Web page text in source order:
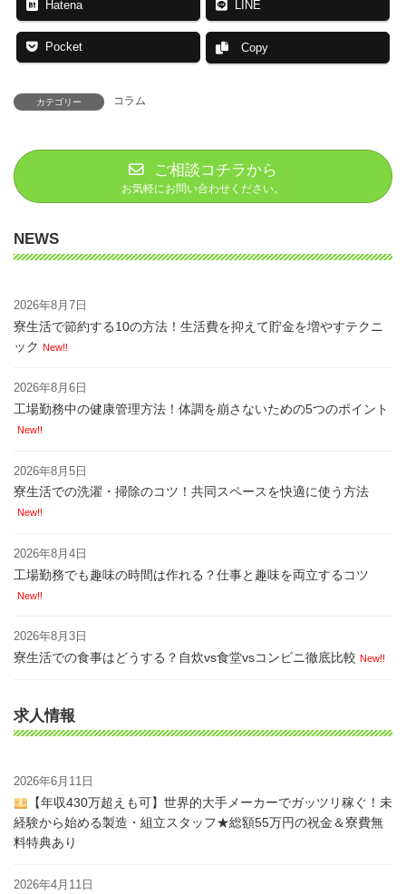
Hatena LINE
Pocket Copy
カテゴリー コラム
ご相談コチラから
お気軽にお問い合わせください。
NEWS
2026年8月7日
寮生活で節約する10の方法！生活費を抑えて貯金を増やすテクニ
ック New!!
2026年8月6日
工場勤務中の健康管理方法！体調を崩さないための5つのポイント
New!!
2026年8月5日
寮生活での洗濯・掃除のコツ！共同スペースを快適に使う方法
New!!
2026年8月4日
工場勤務でも趣味の時間は作れる？仕事と趣味を両立するコツ
New!!
2026年8月3日
寮生活での食事はどうする？自炊vs食堂vsコンビニ徹底比較 New!!
求人情報
2026年6月11日
【年収430万超えも可】世界的大手メーカーでガッツリ稼ぐ！未
経験から始める製造・組立スタッフ★総額55万円の祝金＆寮費無
料特典あり
2026年4月11日